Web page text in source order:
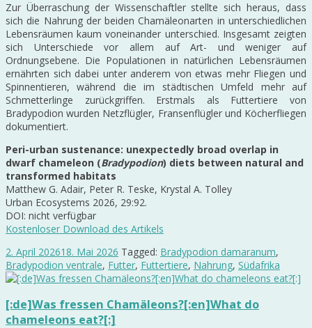
Zur Überraschung der Wissenschaftler stellte sich heraus, dass
sich die Nahrung der beiden Chamäleonarten in unterschiedlichen
Lebensräumen kaum voneinander unterschied. Insgesamt zeigten
sich Unterschiede vor allem auf Art- und weniger auf
Ordnungsebene. Die Populationen in natürlichen Lebensräumen
ernährten sich dabei unter anderem von etwas mehr Fliegen und
Spinnentieren, während die im städtischen Umfeld mehr auf
Schmetterlinge zurückgriffen. Erstmals als Futtertiere von
Bradypodion wurden Netzflügler, Fransenflügler und Köcherfliegen
dokumentiert.
Peri-urban sustenance: unexpectedly broad overlap in
dwarf chameleon (Bradypodion) diets between natural and
transformed habitats
Matthew G. Adair, Peter R. Teske, Krystal A. Tolley
Urban Ecosystems 2026, 29:92.
DOI: nicht verfügbar
Kostenloser Download des Artikels
2. April 202618. Mai 2026 Tagged: Bradypodion damaranum,
Bradypodion ventrale, Futter, Futtertiere, Nahrung, Südafrika
[:de]Was fressen Chamäleons?[:en]What do
chameleons eat?[:]